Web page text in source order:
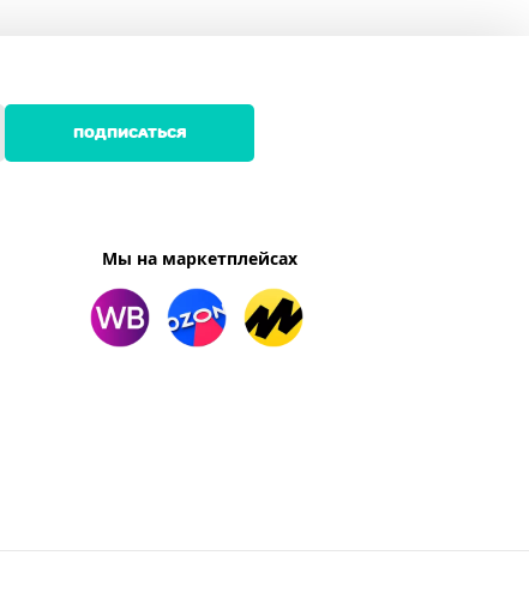
ПОДПИСАТЬСЯ
Мы на маркетплейсах